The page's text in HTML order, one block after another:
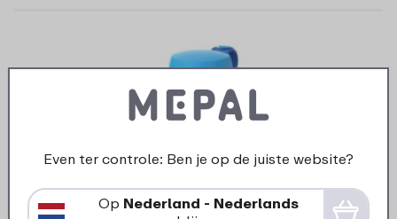
Even ter controle: Ben je op de juiste website?
Op Nederland - Nederlands